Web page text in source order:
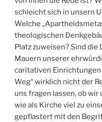
schleicht sich in unsern
Welche
theologischen
Platz zuweisen? Sind
Mauern unserer
caritativen Einrichtungen
Weg“ wirklich nicht der
uns fragen lassen, ob wir
wie als Kirche viel zu
gepflastert mit den